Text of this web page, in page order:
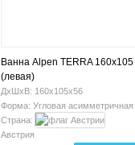
Ванна Alpen TERRA 160x105
(левая)
ДхШхВ: 160х105х56
Форма: Угловая асимметричная
Страна:
Австрия